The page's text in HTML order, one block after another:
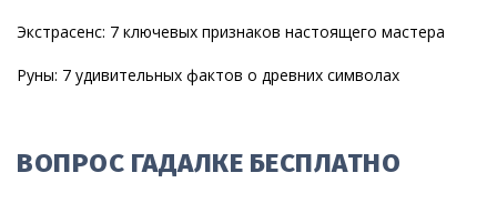
Экстрасенс: 7 ключевых признаков настоящего мастера
Руны: 7 удивительных фактов о древних символах
ВОПРОС ГАДАЛКЕ БЕСПЛАТНО